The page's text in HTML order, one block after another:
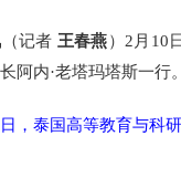
（记者 王春燕）2月10
阿内·老塔玛塔斯一行
，泰国高等教育与科